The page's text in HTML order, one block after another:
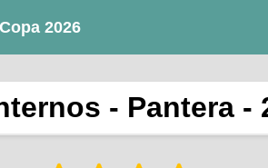
Copa 2026
- Pantera -